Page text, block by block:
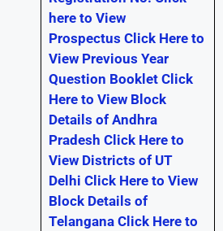
here to View
Prospectus Click Here to
View Previous Year
Question Booklet Click
Here to View Block
Details of Andhra
Pradesh Click Here to
View Districts of UT
Delhi Click Here to View
Block Details of
Telangana Click Here to